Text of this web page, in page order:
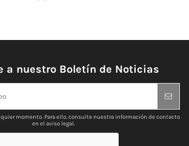
a nuestro Boletín de Noticias
momento. Para ello, consulte nuestra información de contacto
en el aviso legal.